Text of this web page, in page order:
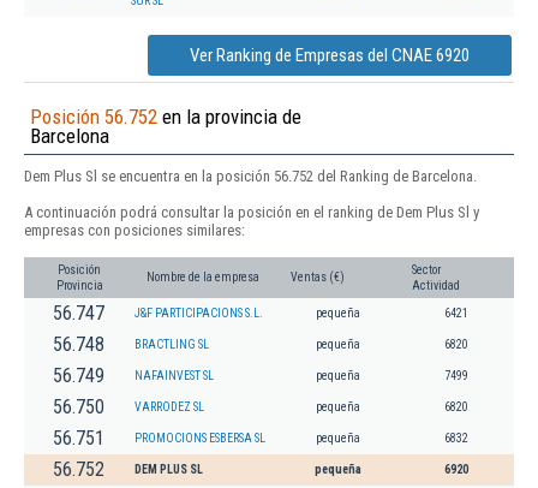
Ver Ranking de Empresas del CNAE 6920
Posición 56.752 en la provincia de
Barcelona
Dem Plus Sl se encuentra en la posición 56.752 del Ranking de Barcelona.
A continuación podrá consultar la posición en el ranking de Dem Plus Sl y
empresas con posiciones similares:
Posición
Provincia
Nombre de la empresa Ventas (€)
Sector
Actividad
56.747 J&F PARTICIPACIONS S.L. pequeña 6421
56.748 BRACTLING SL pequeña 6820
56.749 NAFAINVEST SL pequeña 7499
56.750 VARRODEZ SL pequeña 6820
56.751 PROMOCIONS ESBERSA SL pequeña 6832
56.752 DEM PLUS SL pequeña 6920